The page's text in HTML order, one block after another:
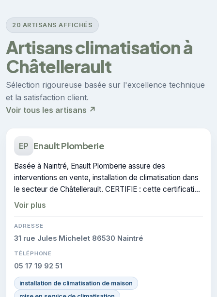
20 ARTISANS AFFICHÉS
Artisans climatisation à
Châtellerault
Sélection rigoureuse basée sur l'excellence technique
et la satisfaction client.
Voir tous les artisans ↗
EP Enault Plomberie
Basée à Naintré, Enault Plomberie assure des
interventions en vente, installation de climatisation dans
le secteur de Châtellerault. CERTIFIE : cette certification
atteste du savoir-faire de l'entreprise.
Voir plus
ADRESSE
31 rue Jules Michelet 86530 Naintré
TÉLÉPHONE
05 17 19 92 51
installation de climatisation de maison